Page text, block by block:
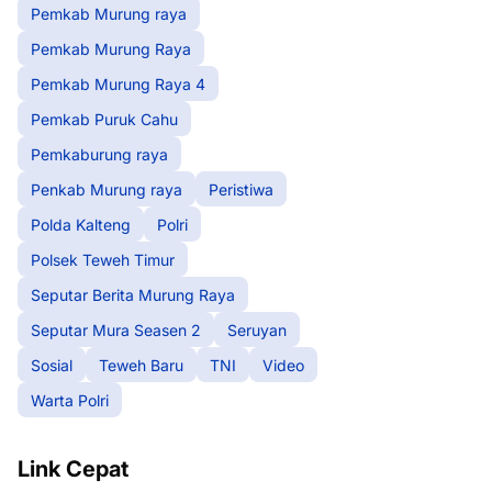
Pemkab Murung raya
Pemkab Murung Raya
Pemkab Murung Raya 4
Pemkab Puruk Cahu
Pemkaburung raya
Penkab Murung raya
Peristiwa
Polda Kalteng
Polri
Polsek Teweh Timur
Seputar Berita Murung Raya
Seputar Mura Seasen 2
Seruyan
Sosial
Teweh Baru TNI
Video
Warta Polri
Link Cepat